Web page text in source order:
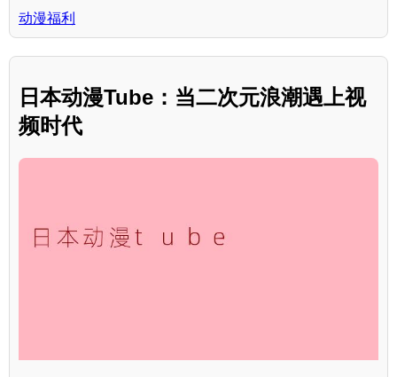
动漫福利
日本动漫Tube：当二次元浪潮遇上视
频时代